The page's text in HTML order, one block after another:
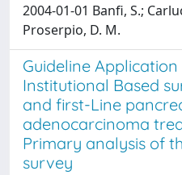
2004-01-01 Banfi, S.;
Proserpio, D. M.
Guideline
Institutional Based
and first-Line
adenocarcinoma
Primary analysis of
survey